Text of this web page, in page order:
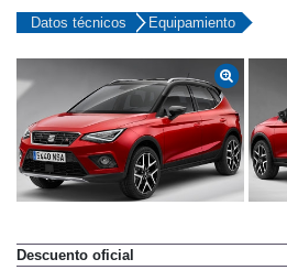
Datos técnicos Equipamiento
Descuento oficial